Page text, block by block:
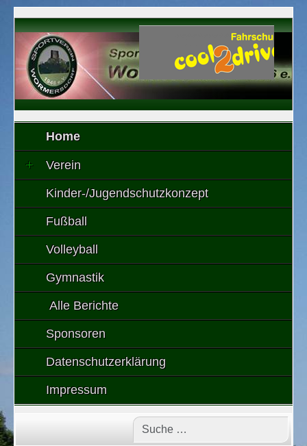
Home
Verein
Kinder-/Jugendschutzkonzept
Fußball
Volleyball
Gymnastik
Alle Berichte
Sponsoren
Datenschutzerklärung
Impressum